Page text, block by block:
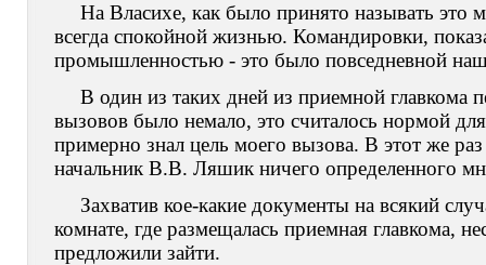
На Власихе, как было принято называть
всегда спокойной жизнью. Командировки,
промышленностью - это было повседневной
В один из таких дней из приемной
вызовов было немало, это считалось нормой
примерно знал цель моего вызова. В этот же
начальник В.В. Ляшик ничего определенного
Захватив кое-какие документы на всякий
комнате, где размещалась приемная главкома,
предложили зайти.